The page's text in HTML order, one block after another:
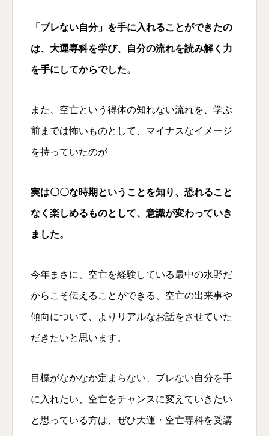
「ブレない自分」を手に入れることができたの
は、大運専科を学び、自分の流れを読み解く力
を手にしてからでした。
また、空亡という得体の知れない流れを、学ぶ
前までは怖いものとして、マイナスなイメージ
を持っていたのが
実は〇〇な時期ということを知り、恐れること
なく楽しめるものとして、意識が変わっていき
ました。
今年まさに、空亡を経験している最中の水野だ
からこそ伝えることができる、空亡の出来事や
傾向について、よりリアルなお話をさせていた
だきたいと思います。
目標がなかなか定まらない、ブレない自分を手
に入れたい、空亡をチャンスに変えていきたい
と思っている方は、ぜひ大運・空亡専科を受講